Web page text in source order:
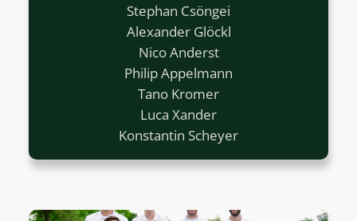
Stephan Csöngei
Alexander Glöckl
Nico Anderst
Philip Appelmann
Tano Kromer
Luca Xander
Konstantin Scheyer